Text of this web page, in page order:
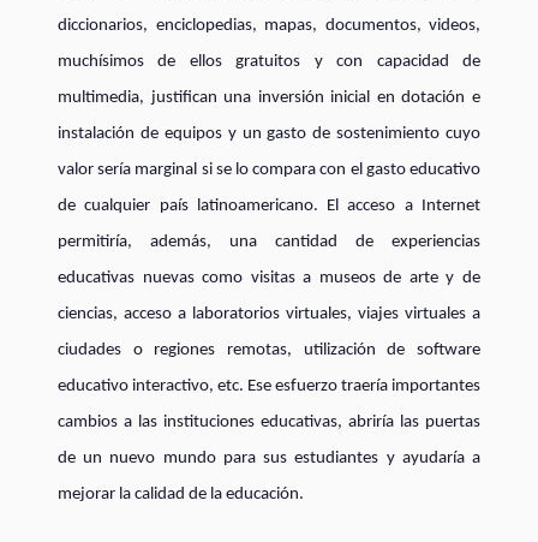
diccionarios, enciclopedias, mapas, documentos, videos,
muchísimos de ellos gratuitos y con capacidad de
multimedia, justifican una inversión inicial en dotación e
instalación de equipos y un gasto de sostenimiento cuyo
valor sería marginal si se lo compara con el gasto educativo
de cualquier país latinoamericano. El acceso a Internet
permitiría, además, una cantidad de experiencias
educativas nuevas como visitas a museos de arte y de
ciencias, acceso a laboratorios virtuales, viajes virtuales a
ciudades o regiones remotas, utilización de software
educativo interactivo, etc. Ese esfuerzo traería importantes
cambios a las instituciones educativas, abriría las puertas
de un nuevo mundo para sus estudiantes y ayudaría a
mejorar la calidad de la educación.